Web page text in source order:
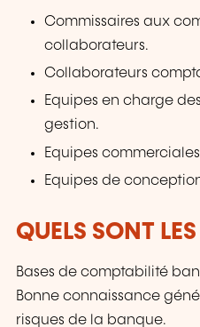
d'assurance, sociétés
d'investissement. Nous
également les
supervision, notamment
France, ACPR, CSSF
régulation européens.
Commissaires aux
collaborateurs.
Collaborateurs
Equipes en charge
gestion.
Equipes
Equipes de conception
QUELS SONT
Bases de comptabilité
Bonne connaissance
risques de la banque.